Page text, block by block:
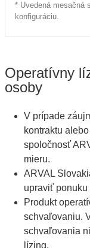
* Uvedená mesačná
konfiguráciu.
Operatívny
osoby
V prípade
kontraktu
spoločnosť
mieru.
ARVAL
upraviť ponuku
Produkt
schvaľovaniu.
schvaľovania
lízing.